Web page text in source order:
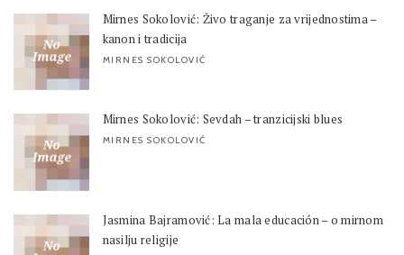
Mirnes Sokolović: Živo traganje za vrijednostima –
kanon i tradicija
MIRNES SOKOLOVIĆ
Mirnes Sokolović: Sevdah – tranzicijski blues
MIRNES SOKOLOVIĆ
Jasmina Bajramović: La mala educación – o mirnom
nasilju religije